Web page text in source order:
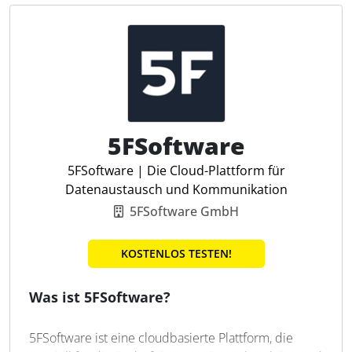
2-Faktor Authentifizierung
Für Steuerfachleute bedeutet dies reduzierte
Medienbrüche, weniger Aufwand im Tagesgeschäft
Systemen. Durch die Umstellung auf elektronische
Kommunikation sollen Zeit und Kosten eingespart
und gleichzeitig die CO2-Emissionen reduziert
API-Anbindung für Integration
Mehrstufige Signatur-Standards
Signierreihenfolge festlegen
Externe ohne Konto signieren
Signatur nach eIDAS
5FSoftware
5FSoftware | Die Cloud-Plattform für
Datenaustausch und Kommunikation
5FSoftware GmbH
KOSTENLOS TESTEN!
Was ist 5FSoftware?
5FSoftware ist eine cloudbasierte Plattform, die